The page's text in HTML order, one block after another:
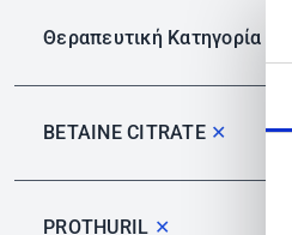
Θεραπευτική Κατηγορία
BETAINE CITRATE ✕
PROTHURIL ✕